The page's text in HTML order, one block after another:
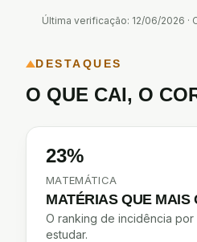
Última verificação: 12/06/2026 ·
DESTAQUES
O QUE CAI, O
23%
MATEMÁTICA
MATÉRIAS QUE MAIS
O ranking de incidência
estudar.